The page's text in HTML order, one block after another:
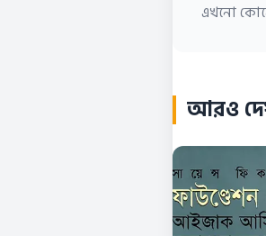
এখনো
আরও